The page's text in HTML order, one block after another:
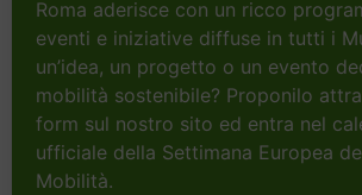
Roma aderisce con un ricco
eventi e iniziative diffuse in tutti i
un’idea, un progetto o un evento
mobilità sostenibile? Proponilo
form sul nostro sito ed entra nel
ufficiale della Settimana Europea
Mobilità.